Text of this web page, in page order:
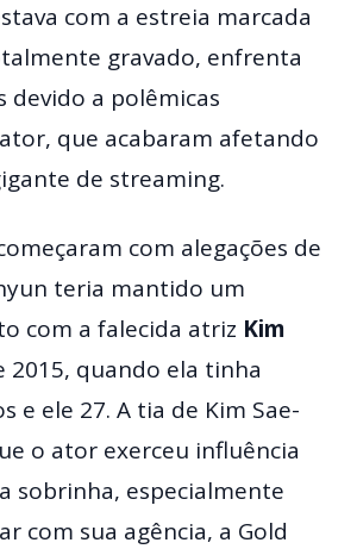
com a estreia marcada
gravado, enfrenta
devido a polêmicas
que acabaram afetando
de streaming.
com alegações de
teria mantido um
com a falecida atriz Kim
2015, quando ela tinha
e ele 27. A tia de Kim Sae-
o ator exerceu influência
sobrinha, especialmente
com sua agência, a Gold